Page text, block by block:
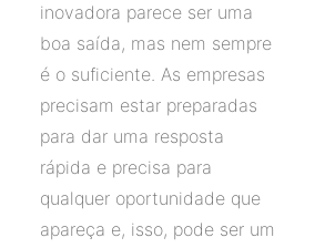
inovadora parece ser uma
boa saída, mas nem sempre
é o suficiente. As empresas
precisam estar preparadas
para dar uma resposta
rápida e precisa para
qualquer oportunidade que
apareça e, isso, pode ser um